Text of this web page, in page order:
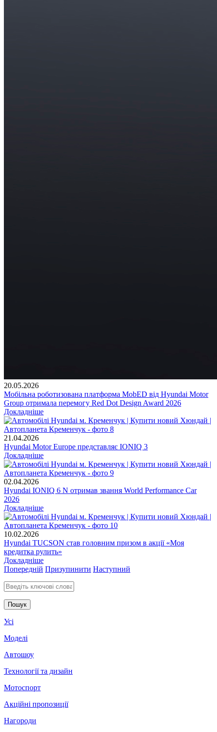
20.05.2026
Мобільна роботизована платформа MobED від Hyundai Motor
Group отримала перемогу Red Dot Design Award 2026
Докладніше
21.04.2026
Hyundai Motor Europe представляє IONIQ 3
Докладніше
02.04.2026
Hyundai IONIQ 6 N отримав звання World Performance Car
2026
Докладніше
10.02.2026
Hyundai TUCSON став головним призом в акції «Моя
кредитка рулить»
Докладніше
Попередній Призупинити Наступний
Введіть ключові слова для пошуку
Усі
Моделі
Автошоу
Технології та дизайн
Мотоспорт
Акційні пропозиції
Нагороди